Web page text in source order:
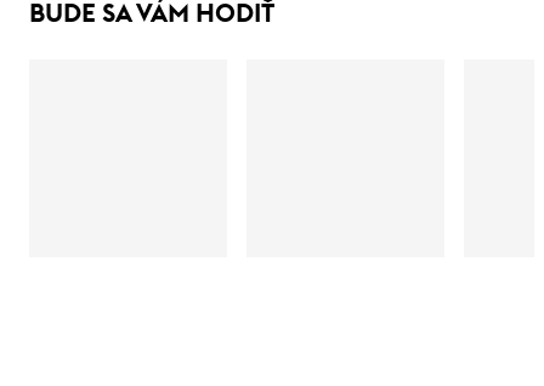
BUDE SA VÁM HODIŤ